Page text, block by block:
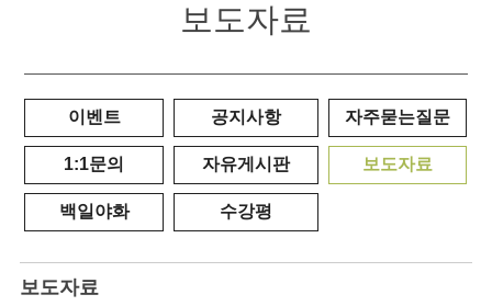
보도자료
이벤트 공지사항 자주묻는질문
1:1문의 자유게시판 보도자료
백일야화 수강평
보도자료